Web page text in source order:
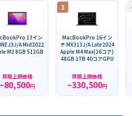
13イン
A Mid2022
M2 8GB 512GB
買取上限価格
~80,500円
3
MacBookPro 16イン
チ MX313J/A Late2024
Apple M4 Max(16コア)
48GB 1TB 40コアGPU
買取上限価格
~330,500円